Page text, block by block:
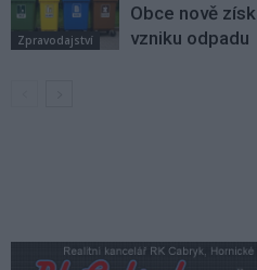
Zpravodajství
Obce nově
vzniku odpadu